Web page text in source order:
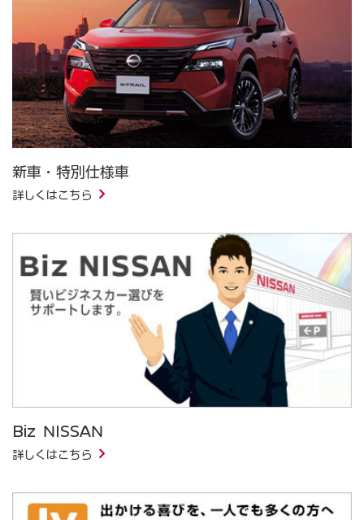
新車・特別仕様車
詳しくはこちら
Biz NISSAN
詳しくはこちら